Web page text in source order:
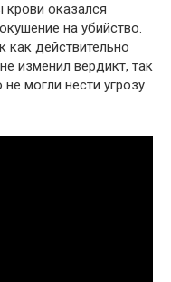
крови оказался
на убийство.
как действительно
изменил вердикт, так
могли нести угрозу